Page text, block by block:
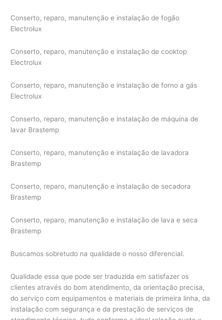
Conserto, reparo, manutenção e instalação de fogão
Electrolux
Conserto, reparo, manutenção e instalação de cooktop
Electrolux
Conserto, reparo, manutenção e instalação de forno a gás
Electrolux
Conserto, reparo, manutenção e instalação de máquina de
lavar Brastemp
Conserto, reparo, manutenção e instalação de lavadora
Brastemp
Conserto, reparo, manutenção e instalação de secadora
Brastemp
Conserto, reparo, manutenção e instalação de lava e seca
Brastemp
Buscamos sobretudo na qualidade o nosso diferencial.
Qualidade essa que pode ser traduzida em satisfazer os
clientes através do bom atendimento, da orientação precisa,
do serviço com equipamentos e materiais de primeira linha, da
instalação com segurança e da prestação de serviços de